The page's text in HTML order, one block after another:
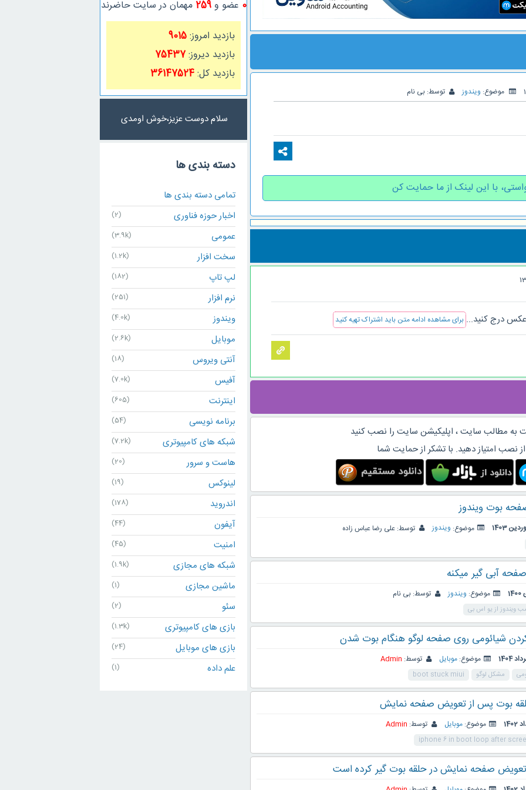
موضوع: ویندوز توسط: بی نام
با این لینک از ما حمایت کن
درج کنید... برای مشاهده ادامه متن باید اشتراک تهیه کنید
به مطالب سایت ، اپلیکیشن سایت را نصب کنید
نصب امتیاز دهید. با تشکر از حمایت شما
بوت ویندوز
موضوع: ویندوز توسط: علی رضا عباس زاده
آبی گیر میکنه
موضوع: ویندوز توسط: بی نام
ویندوز از یو اس بی
شیائومی روی صفحه لوگو هنگام بوت شدن
موضوع: موبایل توسط: Admin
مشکل لوگو boot stuck miui
موضوع: موبایل توسط: Admin
iphone 6 in boot loop after
0 عضو و259 مهمان در سایت حاضرند
بازدید امروز:9015
بازدید دیروز:75437
بازدید کل:36147524
سلام دوست عزیز،خوش اومدی
دسته بندی ها
تمامی دسته بندی ها
اخبار حوزه فناوری
(2)
عمومی (3.9k)
سخت افزار (1.2k)
لپ تاپ (182)
نرم افزار (251)
ویندوز (4.0k)
موبایل (2.6k)
آنتی ویروس (18)
آفیس (7.0k)
اینترنت (605)
برنامه نویسی (54)
شبکه های کامپیوتری (7.2k)
هاست و سرور (20)
لینوکس (19)
اندروید (178)
آیفون (44)
امنیت (45)
شبکه های مجازی (1.9k)
ماشین مجازی (1)
سئو (2)
بازی های کامپیوتری (1.3k)
بازی های موبایل (24)
علم داده (1)